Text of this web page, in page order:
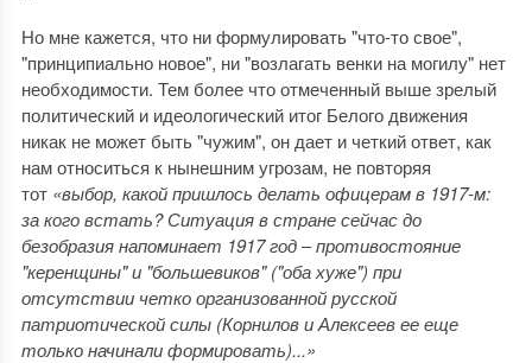
Но мне кажется, что ни формулировать "что-то свое",
"принципиально новое", ни "возлагать венки на могилу" нет
необходимости. Тем более что отмеченный выше зрелый
политический и идеологический итог Белого движения
никак не может быть "чужим", он дает и четкий ответ, как
нам относиться к нынешним угрозам, не повторяя
тот «выбор, какой пришлось делать офицерам в 1917-м:
за кого встать? Ситуация в стране сейчас до
безобразия напоминает 1917 год ‒ противостояние
"керенщины" и "большевиков" ("оба хуже") при
отсутствии четко организованной русской
патриотической силы (Корнилов и Алексеев ее еще
только начинали формировать)...»